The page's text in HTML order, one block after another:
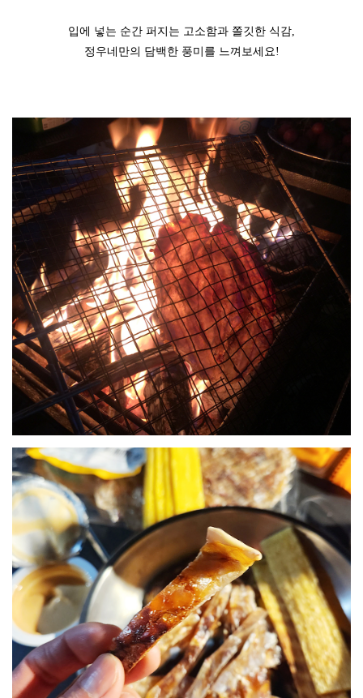
입에 넣는 순간 퍼지는 고소함과 쫄깃한 식감,
정우네만의 담백한 풍미를 느껴보세요!